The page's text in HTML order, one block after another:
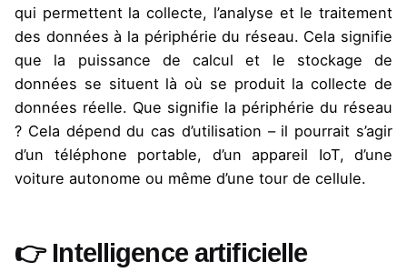
qui permettent la collecte, l’analyse et le traitement
des données à la périphérie du réseau. Cela signifie
que la puissance de calcul et le stockage de
données se situent là où se produit la collecte de
données réelle. Que signifie la périphérie du réseau
? Cela dépend du cas d’utilisation – il pourrait s’agir
d’un téléphone portable, d’un appareil IoT, d’une
voiture autonome ou même d’une tour de cellule.
👉 Intelligence artificielle